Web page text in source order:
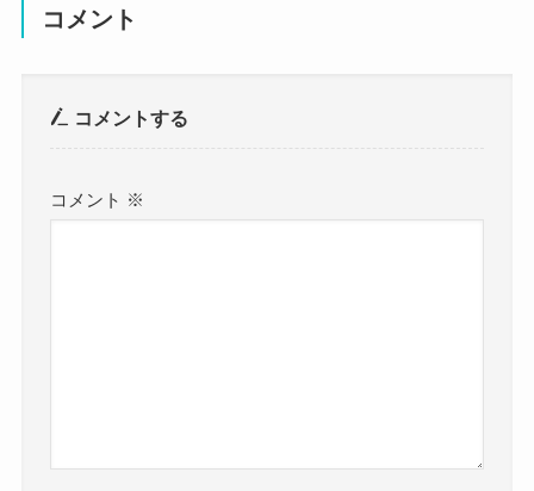
なので
宇宙でのユリアペレシルドさんですね。
美しさをそのまま持つ女優さんですよね。
コメント
コメントする
コメント ※